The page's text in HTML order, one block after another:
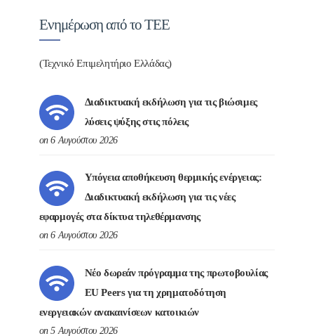
Ενημέρωση από το ΤΕΕ
(Τεχνικό Επιμελητήριο Ελλάδας)
Διαδικτυακή εκδήλωση για τις βιώσιμες
λύσεις ψύξης στις πόλεις
on 6 Αυγούστου 2026
Υπόγεια αποθήκευση θερμικής ενέργειας:
Διαδικτυακή εκδήλωση για τις νέες
εφαρμογές στα δίκτυα τηλεθέρμανσης
on 6 Αυγούστου 2026
Νέο δωρεάν πρόγραμμα της πρωτοβουλίας
EU Peers για τη χρηματοδότηση
ενεργειακών ανακαινίσεων κατοικιών
on 5 Αυγούστου 2026